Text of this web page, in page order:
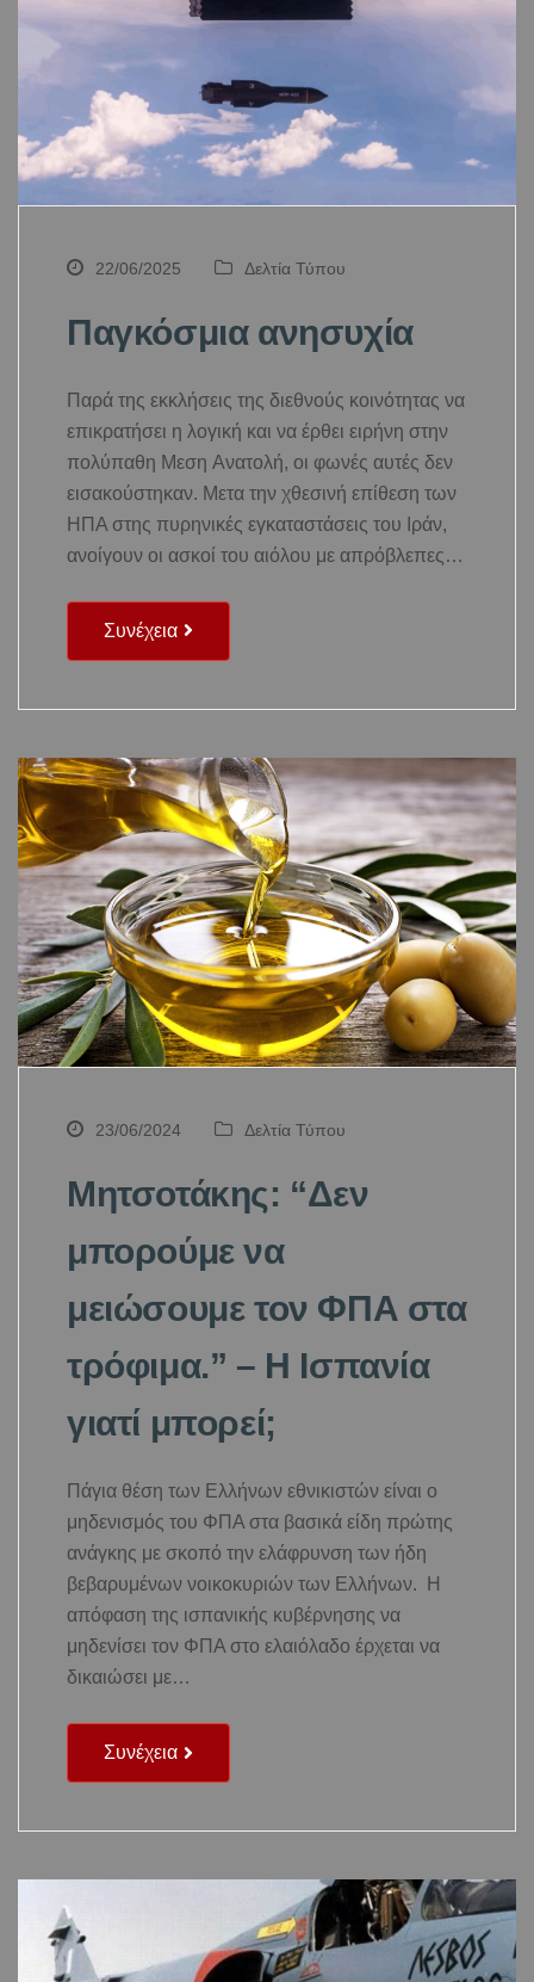
22/06/2025 Δελτία Τύπου
Παγκόσμια ανησυχία
Παρά της εκκλήσεις της διεθνούς κοινότητας να
επικρατήσει η λογική και να έρθει ειρήνη στην
πολύπαθη Mεση Aνατολή, οι φωνές αυτές δεν
εισακούστηκαν. Μετα την χθεσινή επίθεση των
ΗΠΑ στης πυρηνικές εγκαταστάσεις του Ιράν,
ανοίγουν οι ασκοί του αιόλου με απρόβλεπες…
Συνέχεια
23/06/2024 Δελτία Τύπου
Μητσοτάκης: “Δεν
μπορούμε να
μειώσουμε τον ΦΠΑ στα
τρόφιμα.” – Η Ισπανία
γιατί μπορεί;
Πάγια θέση των Ελλήνων εθνικιστών είναι ο
μηδενισμός του ΦΠΑ στα βασικά είδη πρώτης
ανάγκης με σκοπό την ελάφρυνση των ήδη
βεβαρυμένων νοικοκυριών των Ελλήνων. Η
απόφαση της ισπανικής κυβέρνησης να
μηδενίσει τον ΦΠΑ στο ελαιόλαδο έρχεται να
δικαιώσει με…
Συνέχεια